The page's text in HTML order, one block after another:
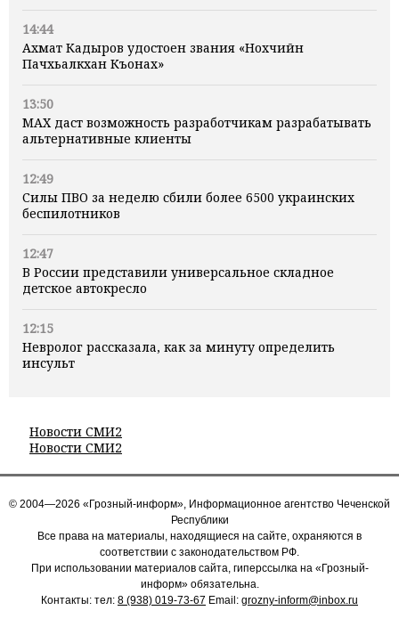
14:44
Ахмат Кадыров удостоен звания «Нохчийн
Пачхьалкхан Къонах»
13:50
MAX даст возможность разработчикам разрабатывать
альтернативные клиенты
12:49
Силы ПВО за неделю сбили более 6500 украинских
беспилотников
12:47
В России представили универсальное складное
детское автокресло
12:15
Невролог рассказала, как за минуту определить
инсульт
Новости СМИ2
Новости СМИ2
© 2004—2026 «Грозный-информ», Информационное агентство Чеченской
Республики
Все права на материалы, находящиеся на сайте, охраняются в
соответствии с законодательством РФ.
При использовании материалов сайта, гиперссылка на «Грозный-
информ» обязательна.
Контакты: тел: 8 (938) 019-73-67 Email: grozny-inform@inbox.ru